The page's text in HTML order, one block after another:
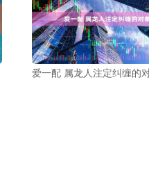
爱一配 属龙人注定纠缠的